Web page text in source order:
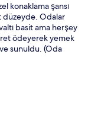
konaklama şansı
düzeyde. Odalar
basit ama herşey
ödeyerek yemek
sunuldu. (Oda